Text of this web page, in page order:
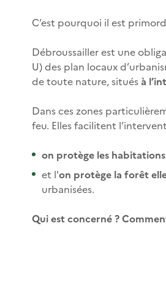
C’est pourquoi il est
Débroussailler est une
U) des plan locaux
de toute nature, situés à
Dans ces zones
feu. Elles facilitent
on protège les habitations
et l'on protège la forêt
urbanisées.
Qui est concerné ?